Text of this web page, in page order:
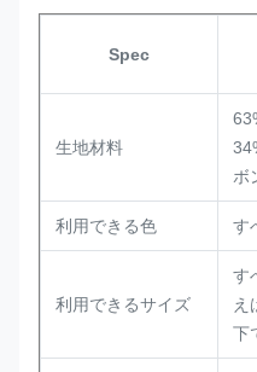
Spec
生地材料
ボ
利用できる色 す
利用できるサイズ
す
え
下